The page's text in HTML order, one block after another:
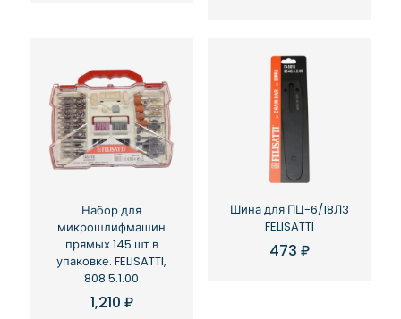
Набор для
микрошлифмашин
прямых 145 шт.в
упаковке. FELISATTI,
808.5.1.00
1,210 ₽
Шина для ПЦ-6/18Л3
FELISATTI
473 ₽